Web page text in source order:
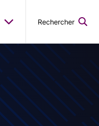
Rechercher